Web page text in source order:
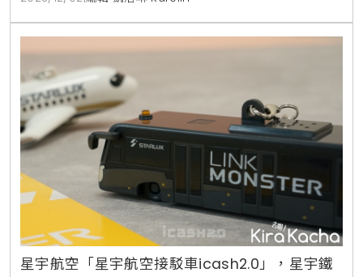
入及專屬提袋，年末聖誕節交換禮物或是過年送禮都超
搶眼。脆煎餅體採用獨特「米燒工法」，有別於一般脆
煎餅，使用水磨蓬萊米粉拌入新鮮蘋果泥，因此本身可
星宇航空「星宇航空接駁車icash2.0」，星宇鐵